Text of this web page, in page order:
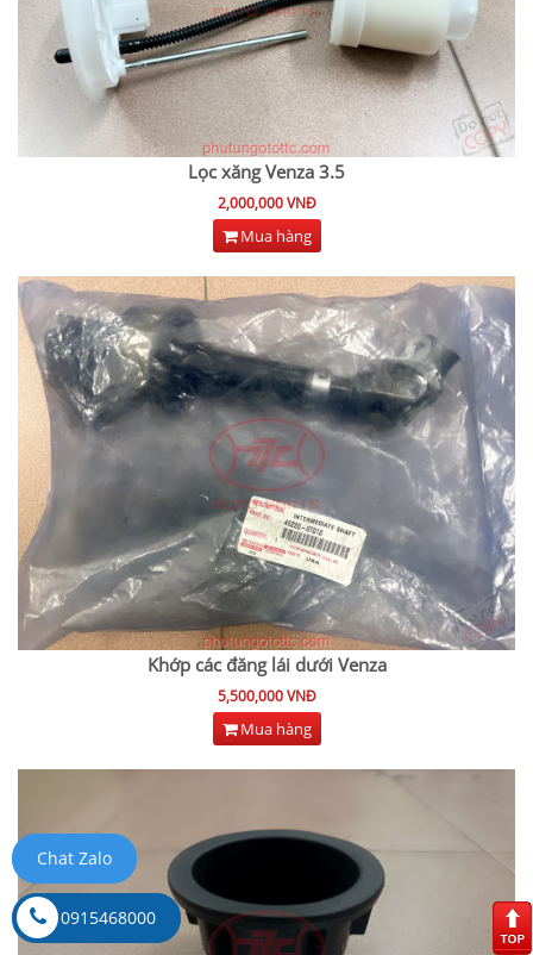
Lọc xăng Venza 3.5
2,000,000 VNĐ
Mua hàng
Khớp các đăng lái dưới Venza
5,500,000 VNĐ
Mua hàng
Chat Zalo
0915468000